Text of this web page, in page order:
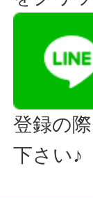
登録の
下さい♪